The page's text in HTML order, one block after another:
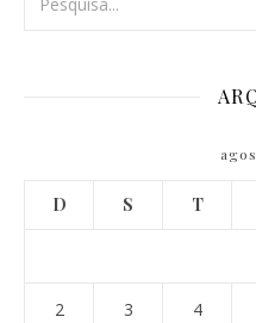
D S T
2 3 4